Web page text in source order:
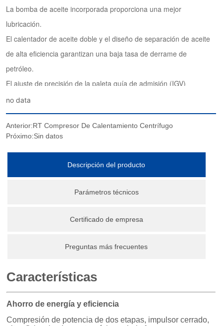
no data
Anterior:RT Compresor De Calentamiento Centrífugo
Próximo:Sin datos
Descripción del producto
Parámetros técnicos
Certificado de empresa
Preguntas más frecuentes